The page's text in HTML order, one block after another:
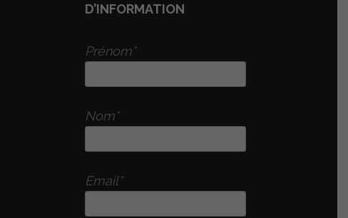
D’INFORMATION
Prénom*
Nom*
Email*